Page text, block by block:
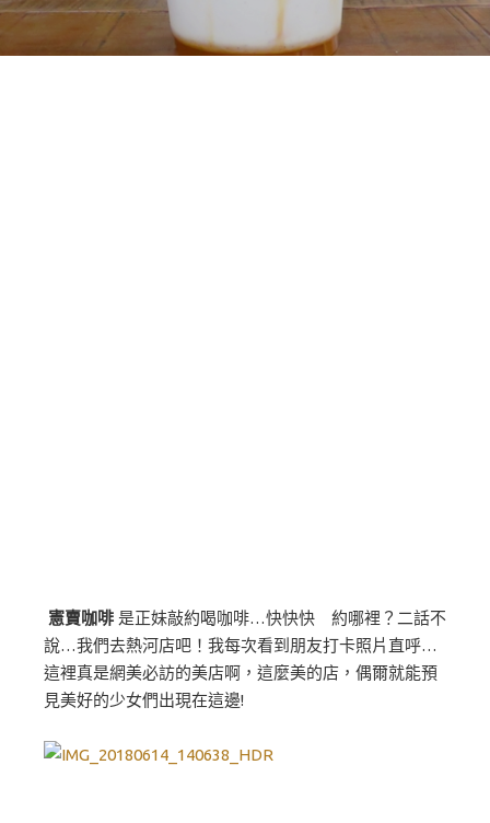
憲賣咖啡 是正妹敲約喝咖啡…快快快 約哪裡？二話不
說…我們去熱河店吧！我每次看到朋友打卡照片直呼…
這裡真是網美必訪的美店啊，這麼美的店，偶爾就能預
見美好的少女們出現在這邊!